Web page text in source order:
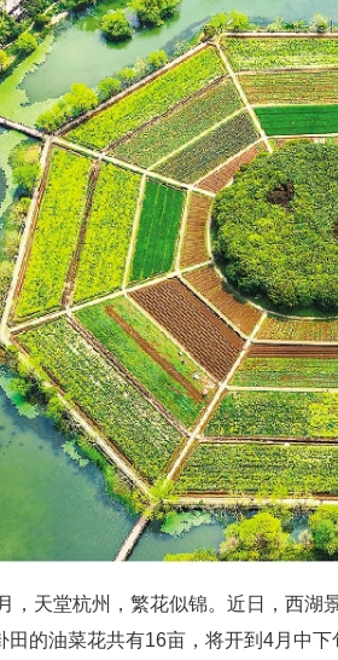
，天堂杭州，繁花似锦。近日，西
田的油菜花共有16亩，将开到4月中下